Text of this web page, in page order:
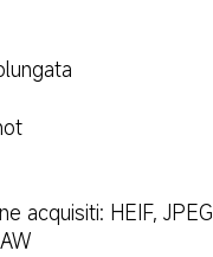
acquisiti: HEIF, JPEG